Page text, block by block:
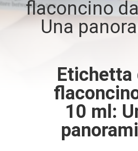
CONTROLLO
CONTATTICI
flaconcino
Una
Etichetta
10 ml: